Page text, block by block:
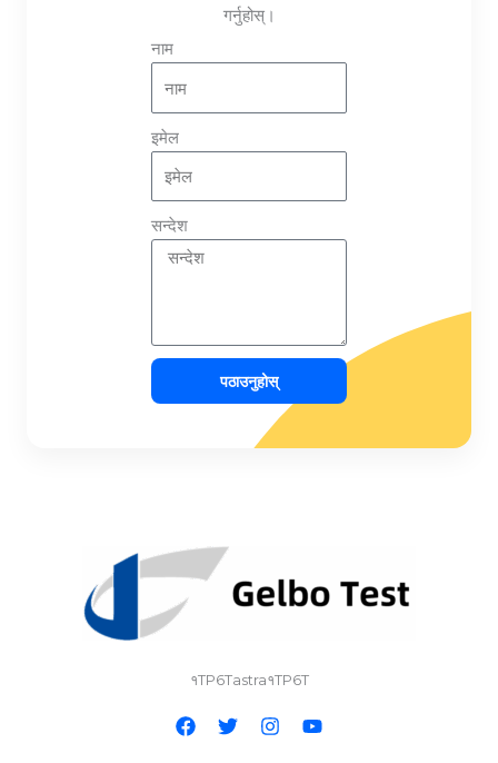
गर्नुहोस्।
नाम
इमेल
सन्देश
पठाउनुहोस्
१TP6Tastra१TP6T